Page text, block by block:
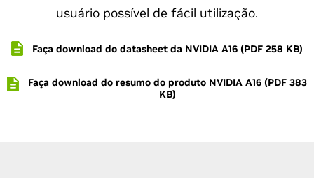
usuário possível de fácil utilização.
Faça download do datasheet da NVIDIA A16 (PDF 258 KB)
Faça download do resumo do produto NVIDIA A16 (PDF 383
KB)